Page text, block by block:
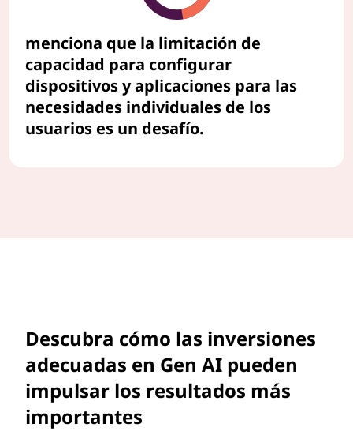
menciona que la limitación de
capacidad para configurar
dispositivos y aplicaciones para las
necesidades individuales de los
usuarios es un desafío.
Descubra cómo las inversiones
adecuadas en Gen AI pueden
impulsar los resultados más
importantes